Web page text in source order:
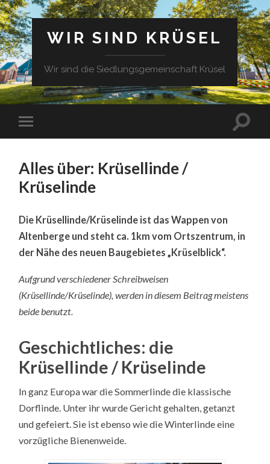
WIR SIND KRÜSEL
Wir sind die Siedlungsgemeinschaft Krüsel
Alles über: Krüsellinde /
Krüselinde
Die Krüsellinde/Krüselinde ist das Wappen von
Altenberge und steht ca. 1km vom Ortszentrum, in
der Nähe des neuen Baugebietes „Krüselblick“.
Aufgrund verschiedener Schreibweisen
(Krüsellinde/Krüselinde), werden in diesem Beitrag meistens
beide benutzt.
Geschichtliches: die
Krüsellinde / Krüselinde
In ganz Europa war die Sommerlinde die klassische
Dorflinde. Unter ihr wurde Gericht gehalten, getanzt
und gefeiert. Sie ist ebenso wie die Winterlinde eine
vorzügliche Bienenweide.